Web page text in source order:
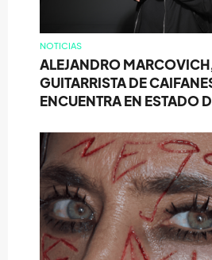
NOTICIAS
ALEJANDRO
GUITARRISTA DE
ENCUENTRA EN ESTADO